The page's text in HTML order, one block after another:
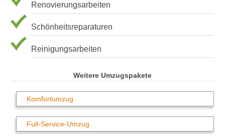
Renovierungsarbeiten
Schönheitsreparaturen
Reinigungsarbeiten
Weitere Umzugspakete
Komfortumzug
Full-Service-Umzug